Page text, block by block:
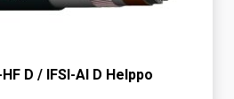
D / IFSI-Al D Helppo